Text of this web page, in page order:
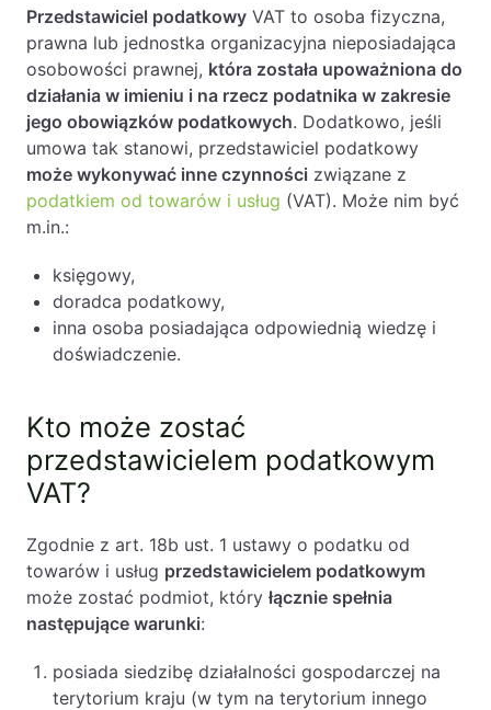
Jak powstaje uprawnienie do działania dla
przedstawiciela podatkowego VAT?
Kiedy powstaje obowiązek ustanowienia
przedstawiciela podatkowego VAT?
Kiedy powstaje fakultatywny obowiązek
ustanowienia przedstawiciela podatkowego
VAT?
Odpowiedzialność przedstawiciela podatkowego
VAT
podatkowy
Zasady zwrotu podatku VAT a ustanowienie
przedstawiciela podatkowego VAT
Przedstawiciel podatkowy VAT – podsumowanie
Przedstawiciel podatkowy VAT to osoba fizyczna,
prawna lub jednostka organizacyjna nieposiadająca
osobowości prawnej, która została upoważniona do
działania w imieniu i na rzecz podatnika w zakresie
jego obowiązków podatkowych. Dodatkowo, jeśli
umowa tak stanowi, przedstawiciel podatkowy
może wykonywać inne czynności związane z
podatkiem od towarów i usług (VAT). Może nim być
m.in.:
księgowy,
doradca podatkowy,
inna osoba posiadająca odpowiednią wiedzę i
doświadczenie.
Kto może zostać
przedstawicielem podatkowym
VAT?
Zgodnie z art. 18b ust. 1 ustawy o podatku od
towarów i usług przedstawicielem podatkowym
może zostać podmiot, który łącznie spełnia
następujące warunki:
posiada siedzibę działalności gospodarczej na
terytorium kraju (w tym na terytorium innego